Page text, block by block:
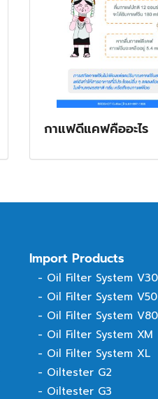
กาแฟดีแคฟคืออะไร
Import Products
- Oil Filter System V30
- Oil Filter System V50
- Oil Filter System V80
- Oil Filter System XM
- Oil Filter System XL
- Oiltester G2
- Oiltester G3